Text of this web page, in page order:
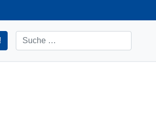
Suchen